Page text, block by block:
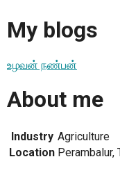
My blogs
உழவன் நண்பன்
About me
Industry Agriculture
Location Perambalur,